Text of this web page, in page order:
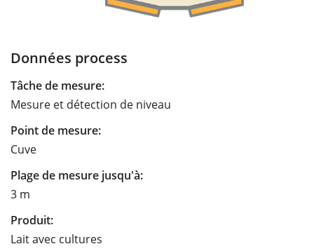
Données process
Tâche de mesure:
Mesure et détection de niveau
Point de mesure:
Cuve
Plage de mesure jusqu'à:
3 m
Produit:
Lait avec cultures